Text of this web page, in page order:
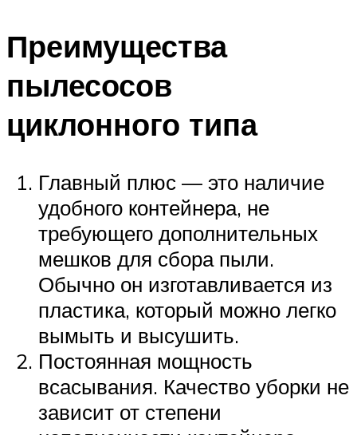
Преимущества
пылесосов
циклонного типа
Главный плюс — это наличие
удобного контейнера, не
требующего дополнительных
мешков для сбора пыли.
Обычно он изготавливается из
пластика, который можно легко
вымыть и высушить.
Постоянная мощность
всасывания. Качество уборки не
зависит от степени